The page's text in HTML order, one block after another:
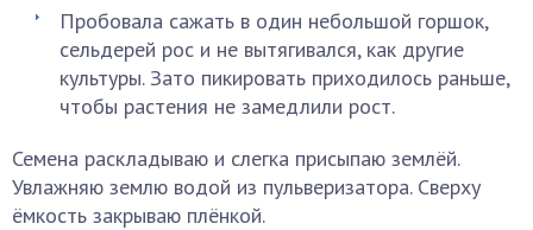
Пробовала сажать в один небольшой горшок,
сельдерей рос и не вытягивался, как другие
культуры. Зато пикировать приходилось раньше,
чтобы растения не замедлили рост.
Семена раскладываю и слегка присыпаю землёй.
Увлажняю землю водой из пульверизатора. Сверху
ёмкость закрываю плёнкой.